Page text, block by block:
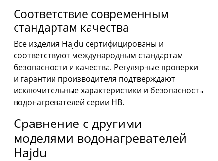
Соответствие современным
стандартам качества
Все изделия Hajdu сертифицированы и
соответствуют международным стандартам
безопасности и качества. Регулярные проверки
и гарантии производителя подтверждают
исключительные характеристики и безопасность
водонагревателей серии HB.
Сравнение с другими
моделями водонагревателей
Hajdu